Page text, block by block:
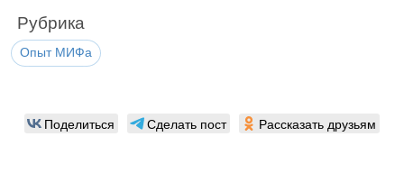
Рубрика
Опыт МИФа
Поделиться Сделать пост Рассказать друзьям